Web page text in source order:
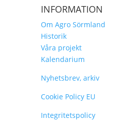
INFORMATION
Om Agro Sörmland
Historik
Våra projekt
Kalendarium
Nyhetsbrev, arkiv
Cookie Policy EU
Integritetspolicy